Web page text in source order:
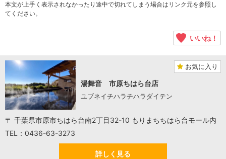
本文が上手く表示されなかったり途中で切れてしまう場合はリンク元を参照し
てください。
いいね！
お気に入り
湯舞音 市原ちはら台店
ユブネイチハラチハラダイテン
〒 千葉県市原市ちはら台南2丁目32-10 もりまちちはら台モール内
TEL：0436-63-3273
詳しく見る